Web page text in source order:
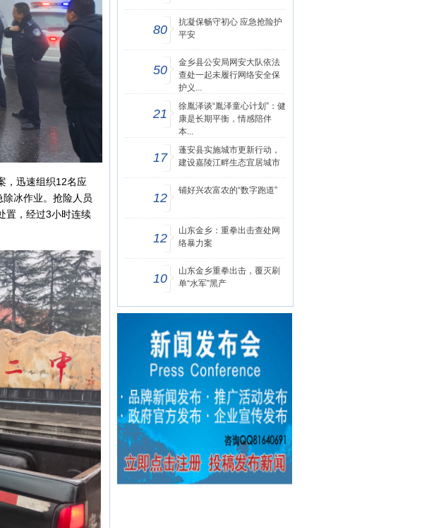
，迅速组织12名应
冰作业。抢险人员
置，经过3小时连续
80
抗凝保畅守初心 应急抢险护
平安
50
金乡县公安局网安大队依法
查处一起未履行网络安全保
护义...
21
徐胤泽谈“胤泽童心计划”：健
康是长期平衡，情感陪伴
本...
17
蓬安县实施城市更新行动，
建设嘉陵江畔生态宜居城市
12
铺好兴农富农的“数字跑道”
12
山东金乡：重拳出击查处网
络暴力案
10
山东金乡重拳出击，覆灭刷
单“水军”黑产